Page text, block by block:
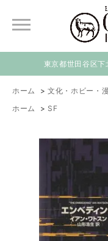
東京都世田谷区下
ホーム > 文化・ホビー・
ホーム
> SF